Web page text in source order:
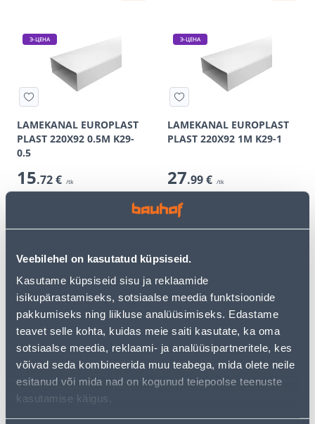
Veebilehel on kasutatud küpsiseid.
Kasutame küpsiseid sisu ja reklaamide
isikupärastamiseks, sotsiaalse meedia funktsioonide
pakkumiseks ning liikluse analüüsimiseks. Edastame
teavet selle kohta, kuidas meie saiti kasutate, ka oma
sotsiaalse meedia, reklaami- ja analüüsipartneritele, kes
võivad seda kombineerida muu teabega, mida olete neile
esitanud või mida nad on kogunud teiepoolse teenuste
kasutamise käigus.
Э-ЦЕНА
LAMEKANAL EUROPLAST
PLAST 220X92 0.5M K29-
0.5
15.72 € /tk
9.43 €
клиента
Э-ЦЕНА
LAMEKANAL EUROPLAST
PLAST 220X92 1M K29-1
27.99 € /tk
16.79 €
для
авторизованного
клиента
PÕLV EUROPLAST
EELISOLEERITUD
METALLIST 45°- Ø100MM
21
PÕLV EUROPLAST
EELISOLEERITUD
METALLIST 45°- Ø125MM